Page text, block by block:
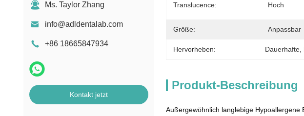
Ms. Taylor Zhang
info@adldentalab.com
+86 18665847934
Kontakt jetzt
Translucence: Hoch
Größe: Anpassbar
Hervorheben: Dauerhafte
Produkt-Beschreibung
Außergewöhnlich langlebige Hypoallergene